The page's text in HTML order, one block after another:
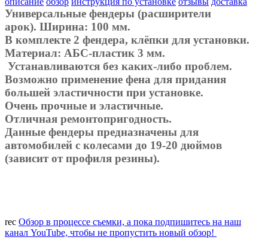
Универсальные фендеры (расширители
арок). Ширина: 100 мм.
В комплекте 2 фендера, клёпки для установки.
Материал: АБС-пластик 3 мм.
Устанавливаются без каких-либо проблем.
Возможно применение фена для придания
большей эластичности при установке.
Очень прочные и эластичные.
Отличная ремонтопригодность.
Данные фендеры предназначены для
автомобилей с колесами до 19-20 дюймов
(зависит от профиля резины).
rec Обзор в процессе съемки, а пока подпишитесь на наш
канал YouTube, чтобы не пропустить новый обзор!